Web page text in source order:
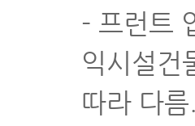
- 프런트
익시설건
따라 다